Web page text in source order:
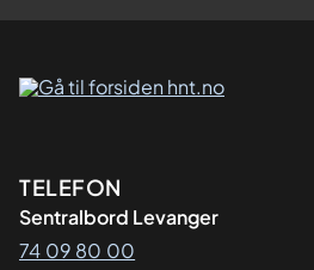
Kontaktinformasjon
TELEFON
Sentralbord Levanger
74 09 80 00